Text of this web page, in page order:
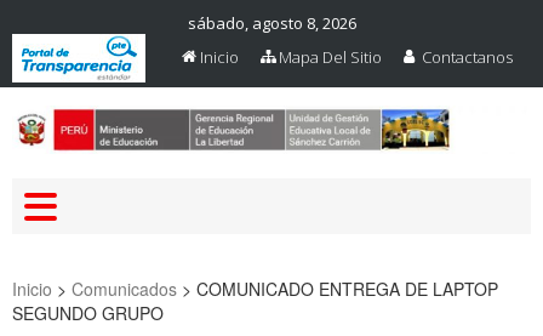
sábado, agosto 8, 2026
Inicio
Mapa Del Sitio Contactanos
Inicio > Comunicados > COMUNICADO ENTREGA DE LAPTOP
SEGUNDO GRUPO